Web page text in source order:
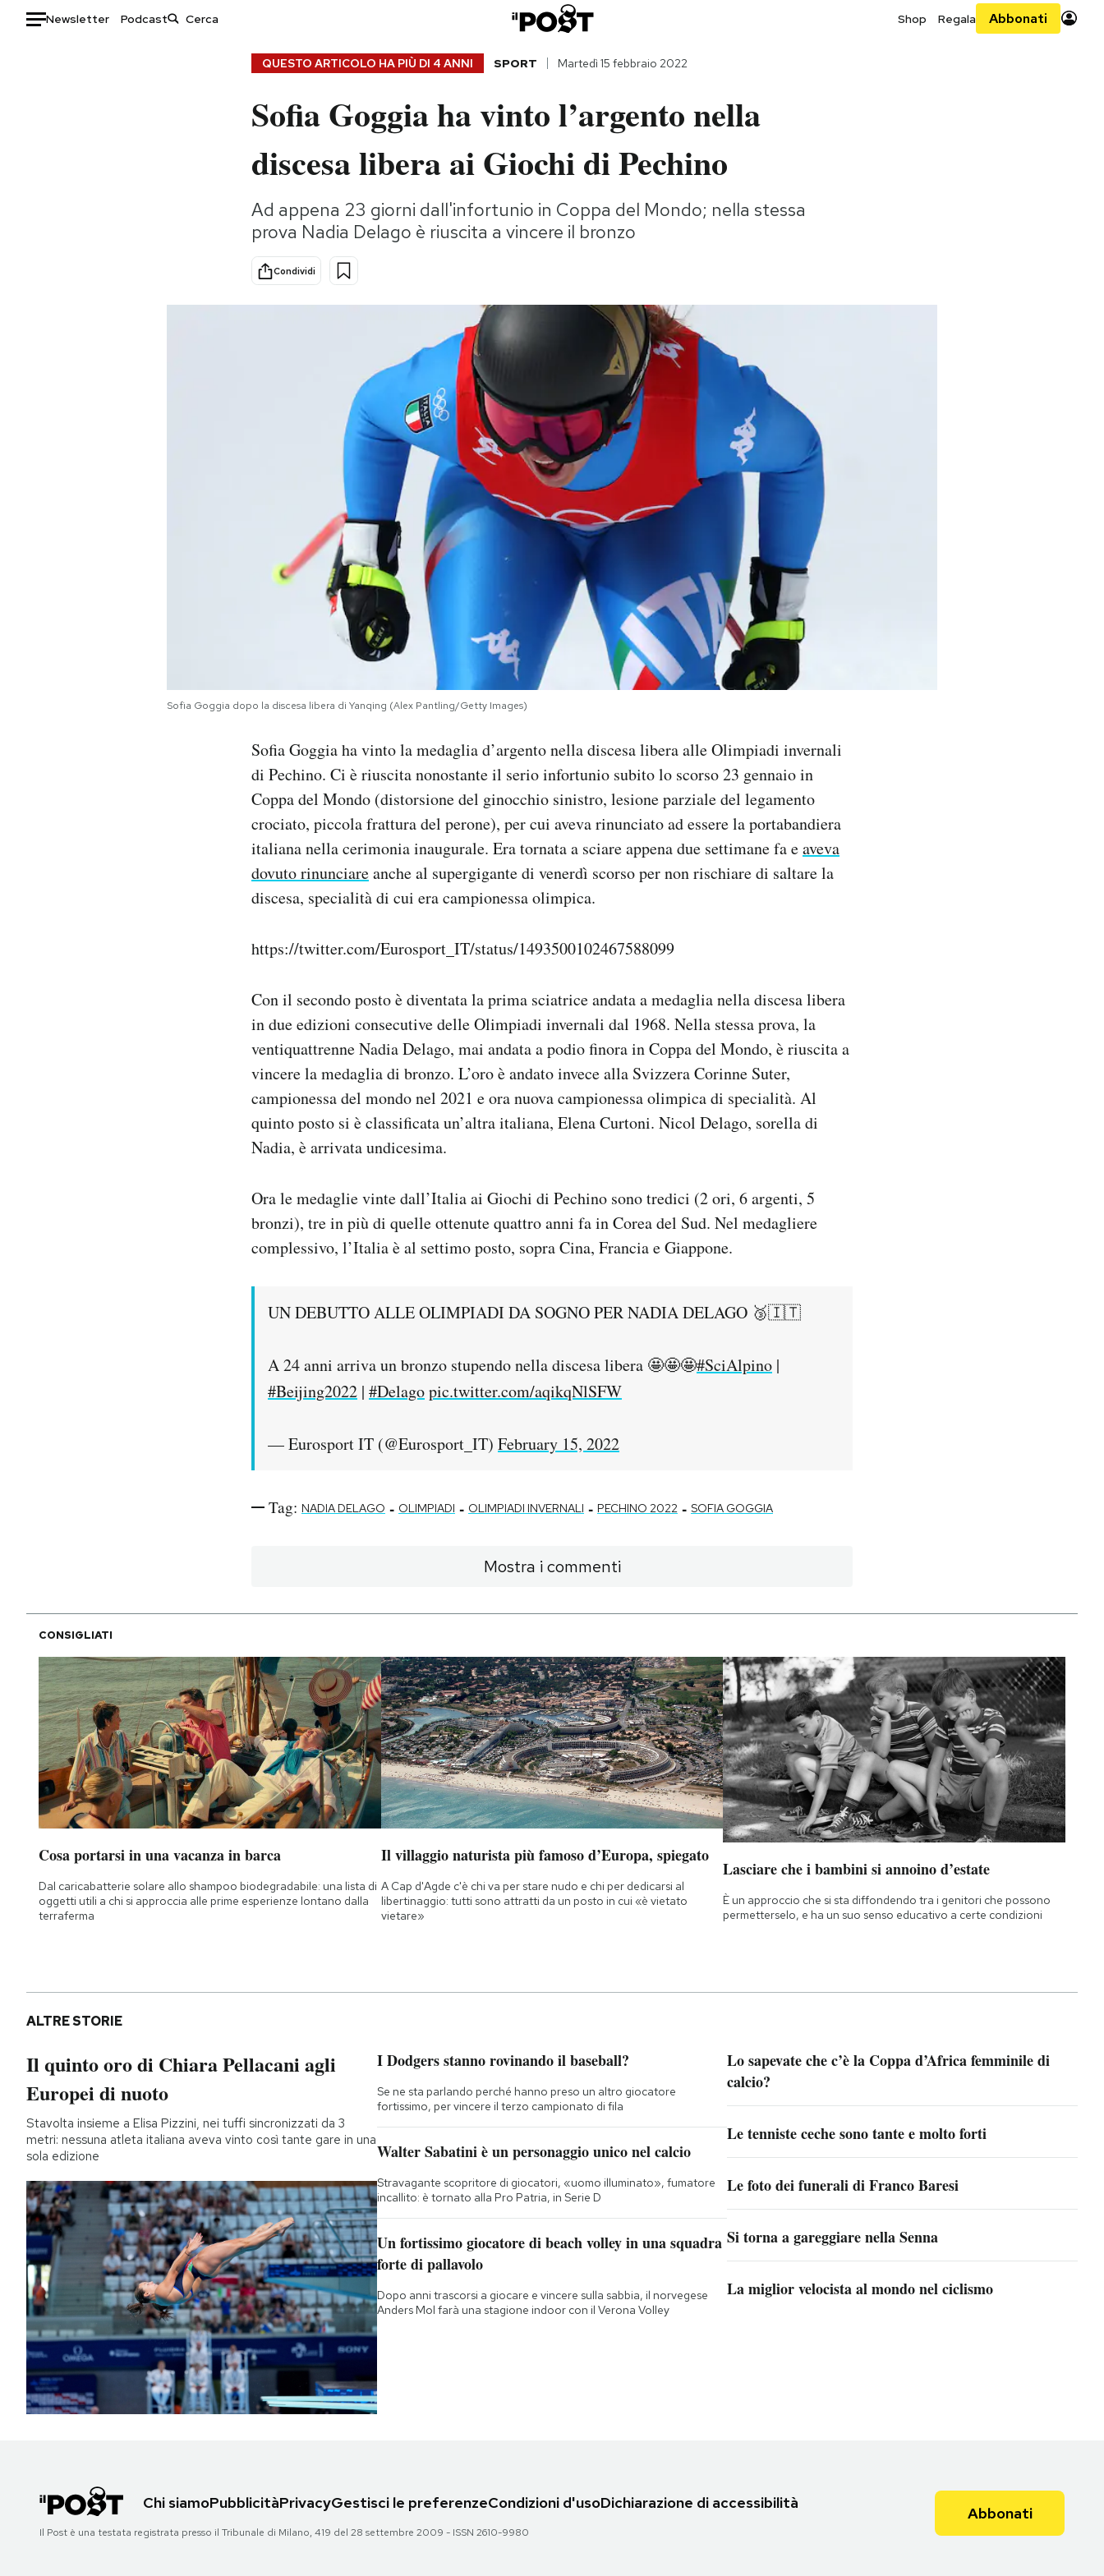
Newsletter Podcast Shop Regala Abbonati
Storie/Idee
Ok Boomer!
Altrecose
QUESTO ARTICOLO HA PIÙ DI 4 ANNI SPORT Martedì 15 febbraio 2022
Sofia Goggia ha vinto l’argento nella
discesa libera ai Giochi di Pechino
Ad appena 23 giorni dall'infortunio in Coppa del Mondo; nella stessa
prova Nadia Delago è riuscita a vincere il bronzo
Condividi
Sofia Goggia dopo la discesa libera di Yanqing (Alex Pantling/Getty Images)
Sofia Goggia ha vinto la medaglia d’argento nella discesa libera alle Olimpiadi invernali
di Pechino. Ci è riuscita nonostante il serio infortunio subito lo scorso 23 gennaio in
Coppa del Mondo (distorsione del ginocchio sinistro, lesione parziale del legamento
crociato, piccola frattura del perone), per cui aveva rinunciato ad essere la portabandiera
italiana nella cerimonia inaugurale. Era tornata a sciare appena due settimane fa eaveva
dovuto rinunciareanche al supergigante di venerdì scorso per non rischiare di saltare la
discesa, specialità di cui era campionessa olimpica.
https://twitter.com/Eurosport_IT/status/1493500102467588099
Con il secondo posto è diventata la prima sciatrice andata a medaglia nella discesa libera
in due edizioni consecutive delle Olimpiadi invernali dal 1968. Nella stessa prova, la
ventiquattrenne Nadia Delago, mai andata a podio finora in Coppa del Mondo, è riuscita a
vincere la medaglia di bronzo. L’oro è andato invece alla Svizzera Corinne Suter,
campionessa del mondo nel 2021 e ora nuova campionessa olimpica di specialità. Al
quinto posto si è classificata un’altra italiana, Elena Curtoni. Nicol Delago, sorella di
Nadia, è arrivata undicesima.
Ora le medaglie vinte dall’Italia ai Giochi di Pechino sono tredici (2 ori, 6 argenti, 5
bronzi), tre in più di quelle ottenute quattro anni fa in Corea del Sud. Nel medagliere
complessivo, l’Italia è al settimo posto, sopra Cina, Francia e Giappone.
UN DEBUTTO ALLE OLIMPIADI DA SOGNO PER NADIA DELAGO 🥉🇮🇹
A 24 anni arriva un bronzo stupendo nella discesa libera 🤩🤩🤩#SciAlpino |
#Beijing2022 | #Delagopic.twitter.com/aqikqNlSFW
— Eurosport IT (@Eurosport_IT) February 15, 2022
Tag: NADIA DELAGO - OLIMPIADI - OLIMPIADI INVERNALI - PECHINO 2022 - SOFIA GOGGIA
Mostra i commenti
CONSIGLIATI
Cosa portarsi in una vacanza in barca
Dal caricabatterie solare allo shampoo biodegradabile: una lista di
oggetti utili a chi si approccia alle prime esperienze lontano dalla
terraferma
Il villaggio naturista più famoso d’Europa, spiegato
A Cap d'Agde c'è chi va per stare nudo e chi per dedicarsi al
libertinaggio: tutti sono attratti da un posto in cui «è vietato
vietare»
Lasciare che i bambini si annoino d’estate
È un approccio che si sta diffondendo tra i genitori che possono
permetterselo, e ha un suo senso educativo a certe condizioni
ALTRE STORIE
Il quinto oro di Chiara Pellacani agli
Europei di nuoto
Stavolta insieme a Elisa Pizzini, nei tuffi sincronizzati da 3
metri: nessuna atleta italiana aveva vinto così tante gare in una
sola edizione
I Dodgers stanno rovinando il baseball?
Se ne sta parlando perché hanno preso un altro giocatore
fortissimo, per vincere il terzo campionato di fila
Walter Sabatini è un personaggio unico nel calcio
Stravagante scopritore di giocatori, «uomo illuminato», fumatore
incallito: è tornato alla Pro Patria, in Serie D
Un fortissimo giocatore di beach volley in una squadra
forte di pallavolo
Dopo anni trascorsi a giocare e vincere sulla sabbia, il norvegese
Anders Mol farà una stagione indoor con il Verona Volley
Lo sapevate che c’è la Coppa d’Africa femminile di
calcio?
Le tenniste ceche sono tante e molto forti
Le foto dei funerali di Franco Baresi
Si torna a gareggiare nella Senna
La miglior velocista al mondo nel ciclismo
Chi siamoPubblicitàPrivacyGestisci le preferenzeCondizioni d'usoDichiarazione di accessibilità
Il Post è una testata registrata presso il Tribunale di Milano, 419 del 28 settembre 2009 - ISSN 2610-9980
Abbonati